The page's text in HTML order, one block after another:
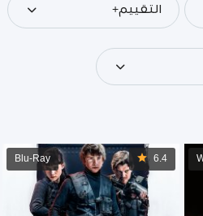
التقييم+
6.4
Blu-Ray